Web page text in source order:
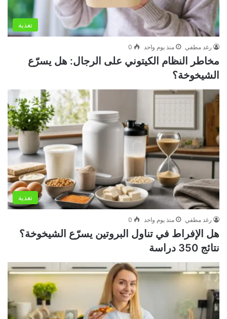
تغذية
رغد مطفي منذ يوم واحد 0
مخاطر النظام الكيتوني على الرجال: هل يسرّع
الشيخوخة؟
تغذية
رغد مطفي منذ يوم واحد 0
هل الإفراط في تناول البروتين يسرّع الشيخوخة؟
نتائج 350 دراسة